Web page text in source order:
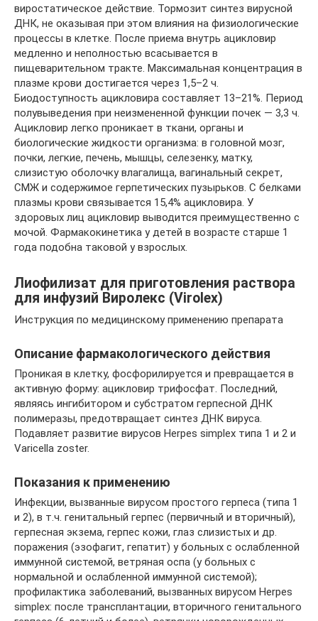
виростатическое действие. Тормозит синтез вирусной
ДНК, не оказывая при этом влияния на физиологические
процессы в клетке. После приема внутрь ацикловир
медленно и неполностью всасывается в
пищеварительном тракте. Максимальная концентрация в
плазме крови достигается через 1,5–2 ч.
Биодоступность ацикловира составляет 13–21%. Период
полувыведения при неизмененной функции почек — 3,3 ч.
Ацикловир легко проникает в ткани, органы и
биологические жидкости организма: в головной мозг,
почки, легкие, печень, мышцы, селезенку, матку,
слизистую оболочку влагалища, вагинальный секрет,
СМЖ и содержимое герпетических пузырьков. С белками
плазмы крови связывается 15,4% ацикловира. У
здоровых лиц ацикловир выводится преимущественно с
мочой. Фармакокинетика у детей в возрасте старше 1
года подобна таковой у взрослых.
Лиофилизат для приготовления раствора
для инфузий Виролекс (Virolex)
Инструкция по медицинскому применению препарата
Описание фармакологического действия
Проникая в клетку, фосфорилируется и превращается в
активную форму: ацикловир трифосфат. Последний,
являясь ингибитором и субстратом герпесной ДНК
полимеразы, предотвращает синтез ДНК вируса.
Подавляет развитие вирусов Herpes simplex типа 1 и 2 и
Varicella zoster.
Показания к применению
Инфекции, вызванные вирусом простого герпеса (типа 1
и 2), в т.ч. генитальный герпес (первичный и вторичный),
герпесная экзема, герпес кожи, глаз слизистых и др.
поражения (эзофагит, гепатит) у больных с ослабленной
иммунной системой, ветряная оспа (у больных с
нормальной и ослабленной иммунной системой);
профилактика заболеваний, вызванных вирусом Herpes
simplex: после трансплантации, вторичного генитального